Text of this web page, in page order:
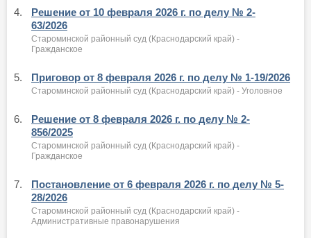
4.
Решение от 10 февраля 2026 г. по делу № 2-
63/2026
Староминской районный суд (Краснодарский край) -
Гражданское
5. Приговор от 8 февраля 2026 г. по делу № 1-19/2026
Староминской районный суд (Краснодарский край) - Уголовное
6.
Решение от 8 февраля 2026 г. по делу № 2-
856/2025
Староминской районный суд (Краснодарский край) -
Гражданское
7.
Постановление от 6 февраля 2026 г. по делу № 5-
28/2026
Староминской районный суд (Краснодарский край) -
Административные правонарушения